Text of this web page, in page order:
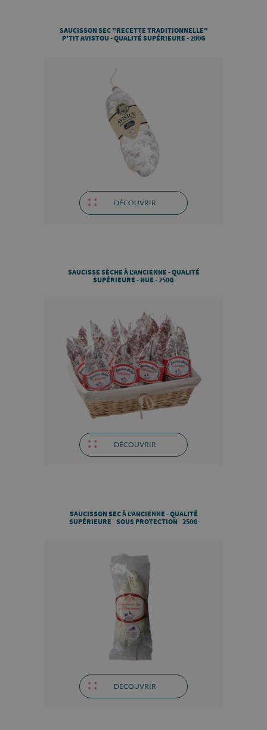
SAUCISSON SEC "RECETTE TRADITIONNELLE"
P’TIT AVISTOU - QUALITÉ SUPÉRIEURE - 200G
DÉCOUVRIR
SAUCISSE SÈCHE À L'ANCIENNE - QUALITÉ
SUPÉRIEURE - NUE - 250G
DÉCOUVRIR
SAUCISSON SEC À L'ANCIENNE - QUALITÉ
SUPÉRIEURE - SOUS PROTECTION - 250G
DÉCOUVRIR